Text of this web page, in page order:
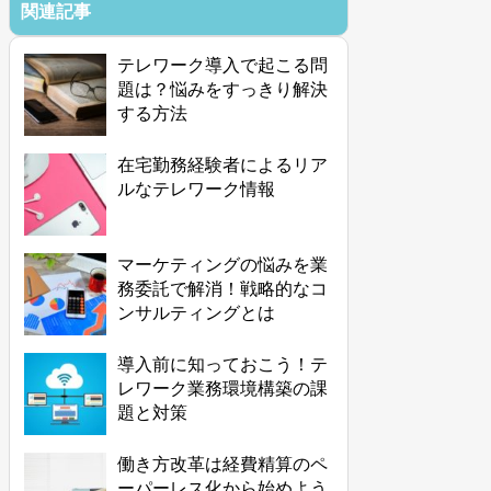
関連記事
テレワーク導入で起こる問
題は？悩みをすっきり解決
する方法
在宅勤務経験者によるリア
ルなテレワーク情報
マーケティングの悩みを業
務委託で解消！戦略的なコ
ンサルティングとは
導入前に知っておこう！テ
レワーク業務環境構築の課
題と対策
働き方改革は経費精算のペ